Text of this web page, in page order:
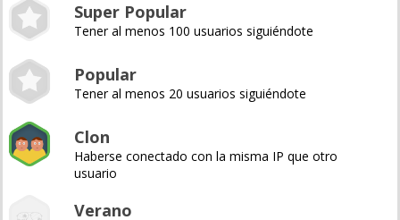
Super Popular
Tener al menos 100 usuarios siguiéndote
Popular
Tener al menos 20 usuarios siguiéndote
Clon
Haberse conectado con la misma IP que otro
usuario
Verano